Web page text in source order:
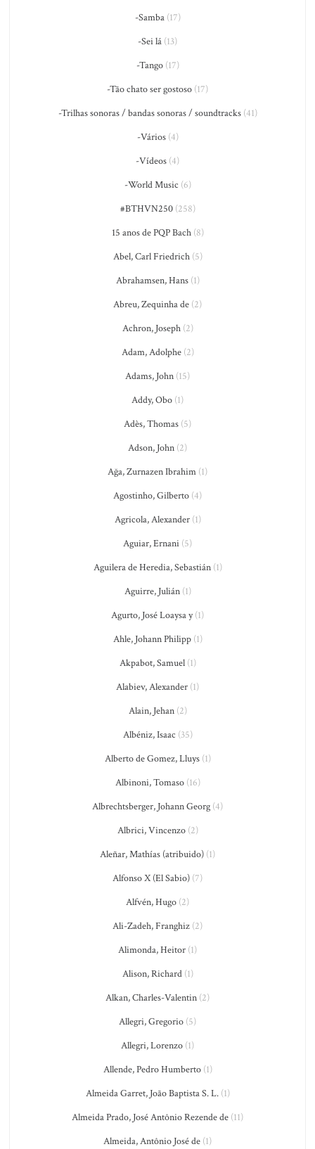
-Samba(17)
-Sei lá (13)
-Tango(17)
-Tão chato ser gostoso (17)
-Trilhas sonoras / bandas sonoras / soundtracks(41)
-Vários(4)
-Vídeos (4)
-World Music (6)
#BTHVN250(258)
15 anos de PQP Bach(8)
Abel, Carl Friedrich(5)
Abrahamsen, Hans(1)
Abreu, Zequinha de (2)
Achron, Joseph(2)
Adam, Adolphe(2)
Adams, John (15)
Addy, Obo (1)
Adès, Thomas (5)
Adson, John (2)
Ağa, Zurnazen Ibrahim (1)
Agostinho, Gilberto (4)
Agricola, Alexander(1)
Aguiar, Ernani (5)
Aguilera de Heredia, Sebastián(1)
Aguirre, Julián(1)
Agurto, José Loaysa y(1)
Ahle, Johann Philipp(1)
Akpabot, Samuel(1)
Alabiev, Alexander (1)
Alain, Jehan(2)
Albéniz, Isaac (35)
Alberto de Gomez, Lluys(1)
Albinoni, Tomaso(16)
Albrechtsberger, Johann Georg (4)
Albrici, Vincenzo(2)
Aleñar, Mathías (atribuido) (1)
Alfonso X (El Sabio) (7)
Alfvén, Hugo (2)
Ali-Zadeh, Franghiz (2)
Alimonda, Heitor (1)
Alison, Richard(1)
Alkan, Charles-Valentin (2)
Allegri, Gregorio (5)
Allegri, Lorenzo (1)
Allende, Pedro Humberto(1)
Almeida Garret, João Baptista S. L.(1)
Almeida Prado, José Antônio Rezende de (11)
Almeida, Antônio José de (1)